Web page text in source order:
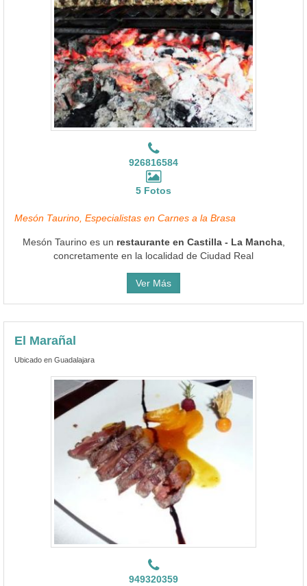
926816584
5 Fotos
Mesón Taurino, Especialistas en Carnes a la Brasa
Mesón Taurino es un restaurante en Castilla - La Mancha,
concretamente en la localidad de Ciudad Real
Ver Más
El Marañal
Ubicado en Guadalajara
949320359